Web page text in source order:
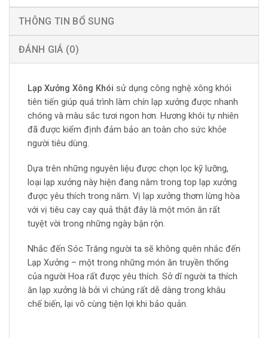
THÔNG TIN BỔ SUNG
ĐÁNH GIÁ (0)
Lạp Xưởng Xông Khói sử dụng công nghệ xông khói
tiên tiến giúp quá trình làm chín lạp xưởng được nhanh
chóng và màu sắc tươi ngon hơn. Hương khói tự nhiên
đã được kiểm định đảm bảo an toàn cho sức khỏe
người tiêu dùng.
Dựa trên những nguyên liệu được chọn lọc kỹ lưỡng,
loại lạp xưởng này hiện đang nằm trong top lạp xưởng
được yêu thích trong năm. Vị lạp xưởng thơm lừng hòa
với vị tiêu cay cay quả thật đây là một món ăn rất
tuyệt vời trong những ngày bận rộn.
Nhắc đến Sóc Trăng người ta sẽ không quên nhắc đến
Lạp Xưởng – một trong những món ăn truyền thống
của người Hoa rất được yêu thích. Sở dĩ người ta thích
ăn lạp xưởng là bởi vì chúng rất dễ dàng trong khâu
chế biến, lại vô cùng tiện lợi khi bảo quản.